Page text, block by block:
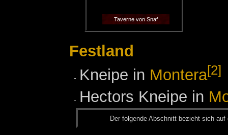
Taverne von Snaf
Festland
Kneipe in Montera[2]
Hectors Kneipe in
Der fol­gen­de Ab­schnitt be­zieht sich